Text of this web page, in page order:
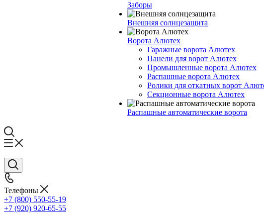
Заборы
Внешняя солнцезащита
Ворота Алютех
Гаражные ворота Алютех
Панели для ворот Алютех
Промышленные ворота Алютех
Распашные ворота Алютех
Ролики для откатных ворот
Секционные ворота Алютех
Распашные автоматические ворота
Телефоны
+7 (800) 550-55-19
+7 (920) 920-65-55